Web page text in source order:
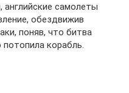
английские самолеты
обездвижив
поняв, что битва
корабль.